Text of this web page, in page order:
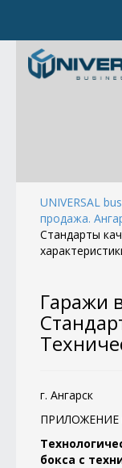
UNIVERSAL
продажа.
Стандарты
Гаражи
г. Ангарск
ПРИЛОЖЕНИЕ
бокса с